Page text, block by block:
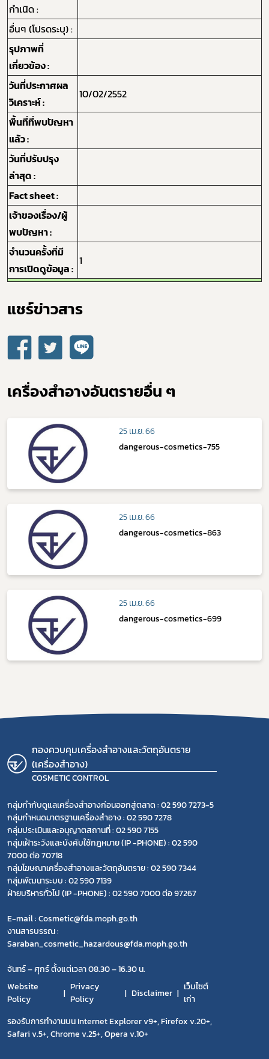
กำเนิด :
อื่นๆ (โปรดระบุ) :
รุปภาพที่
เกี่ยวข้อง :
วันที่ประกาศผล
วิเคราะห์ :
10/02/2552
พื้นที่ที่พบปัญหา
แล้ว :
วันที่ปรับปรุง
ล่าสุด :
Fact sheet :
เจ้าของเรื่อง/ผู้
พบปัญหา :
จำนวนครั้งที่มี
การเปิดดูข้อมูล :
1
แชร์ข่าวสาร​
เครื่องสำอางอันตรายอื่น ๆ
25 เม.ย. 66
dangerous-cosmetics-755
25 เม.ย. 66
dangerous-cosmetics-863
25 เม.ย. 66
dangerous-cosmetics-699
กองควบคุมเครื่องสำอางและวัตถุอันตราย
(เครื่องสำอาง)
COSMETIC CONTROL
กลุ่มกำกับดูแลเครื่องสำอางก่อนออกสู่ตลาด : 02 590 7273-5
กลุ่มกำหนดมาตรฐานเครื่องสำอาง : 02 590 7278
กลุ่มประเมินและอนุญาตสถานที่ : 02 590 7155
กลุ่มเฝ้าระวังและบังคับใช้กฎหมาย (IP -PHONE) : 02 590
7000 ต่อ 70718
กลุ่มโฆษณาเครื่องสำอางและวัตถุอันตราย : 02 590 7344
กลุ่มพัฒนาระบบ : 02 590 7139
ฝ่ายบริหารทั่วไป (IP -PHONE) : 02 590 7000 ต่อ 97267
E-mail : Cosmetic@fda.moph.go.th
งานสารบรรณ :
Saraban_cosmetic_hazardous@fda.moph.go.th
จันทร์ – ศุกร์ ตั้งแต่เวลา 08.30 – 16.30 น.
Website
Policy
Privacy
Policy
Disclaimer
เว็บไซต์
เก่า
รองรับการทำงานบน Internet Explorer v9+, Firefox v.20+,
Safari v.5+, Chrome v.25+, Opera v.10+
เลือกหัวข้อที่ท่านต้องการ Subscribe
กฎหมาย